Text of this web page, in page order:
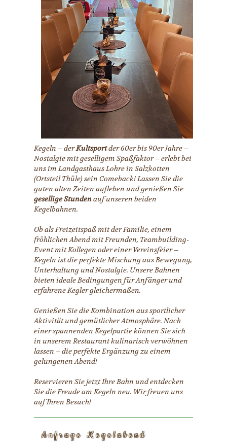
Kegeln – derKultsportder 60er bis 90er Jahre –
Nostalgie mit geselligem Spaßfaktor – erlebt bei
uns im Landgasthaus Lohre in Salzkotten
(Ortsteil Thüle) sein Comeback! Lassen Sie die
guten alten Zeiten aufleben und genießen Sie
gesellige Stundenauf unseren beiden
Kegelbahnen.
Ob als Freizeitspaß mit der Familie, einem
fröhlichen Abend mit Freunden, Teambuilding-
Event mit Kollegen oder einer Vereinsfeier –
Kegeln ist die perfekte Mischung aus Bewegung,
Unterhaltung und Nostalgie. Unsere Bahnen
bieten ideale Bedingungen für Anfänger und
erfahrene Kegler gleichermaßen.
Genießen Sie die Kombination aus sportlicher
Aktivität und gemütlicher Atmosphäre. Nach
einer spannenden Kegelpartie können Sie sich
in unserem Restaurant kulinarisch verwöhnen
lassen – die perfekte Ergänzung zu einem
gelungenen Abend!
Reservieren Sie jetzt Ihre Bahn und entdecken
Sie die Freude am Kegeln neu. Wir freuen uns
auf Ihren Besuch!
Anfrage Kegelabend